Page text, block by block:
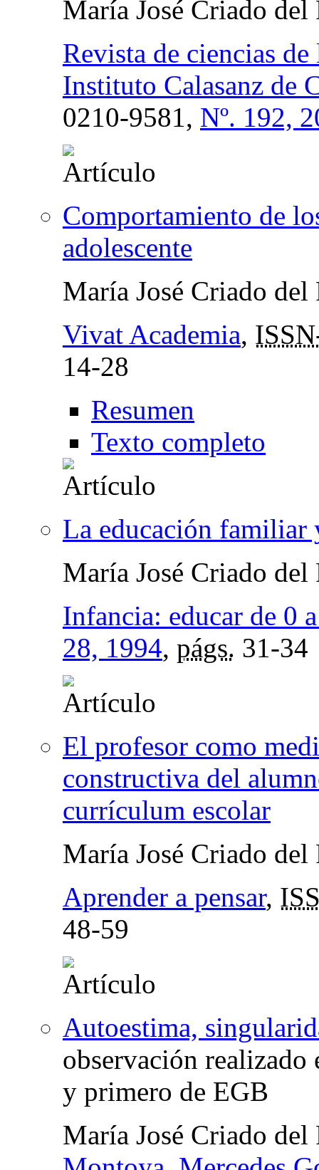
María José Criado
Revista de ciencias
Instituto Calasanz de
0210-9581, Nº. 192,
Comportamiento de
adolescente
María José Criado del
Vivat Academia,
14-28
Resumen
Texto completo
La educación familiar
María José Criado del
Infancia: educar de 0
28, 1994, págs. 31-34
El profesor como
constructiva del
currículum escolar
María José Criado del
Aprender a pensar,
48-59
Autoestima,
observación realizado
y primero de EGB
María José Criado